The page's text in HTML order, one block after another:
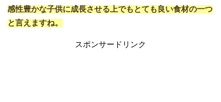
感性豊かな子供に成長させる上でもとても良い食材の一つ
と言えますね。
スポンサードリンク